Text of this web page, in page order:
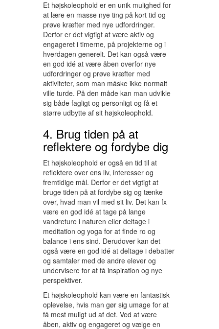
Et højskoleophold er en unik mulighed for
at lære en masse nye ting på kort tid og
prøve kræfter med nye udfordringer.
Derfor er det vigtigt at være aktiv og
engageret i timerne, på projekterne og i
hverdagen generelt. Det kan også være
en god idé at være åben overfor nye
udfordringer og prøve kræfter med
aktiviteter, som man måske ikke normalt
ville turde. På den måde kan man udvikle
sig både fagligt og personligt og få et
større udbytte af sit højskoleophold.
4. Brug tiden på at
reflektere og fordybe dig
Et højskoleophold er også en tid til at
reflektere over ens liv, interesser og
fremtidige mål. Derfor er det vigtigt at
bruge tiden på at fordybe sig og tænke
over, hvad man vil med sit liv. Det kan fx
være en god idé at tage på lange
vandreture i naturen eller deltage i
meditation og yoga for at finde ro og
balance i ens sind. Derudover kan det
også være en god idé at deltage i debatter
og samtaler med de andre elever og
undervisere for at få inspiration og nye
perspektiver.
Et højskoleophold kan være en fantastisk
oplevelse, hvis man gør sig umage for at
få mest muligt ud af det. Ved at være
åben, aktiv og engageret og vælge en